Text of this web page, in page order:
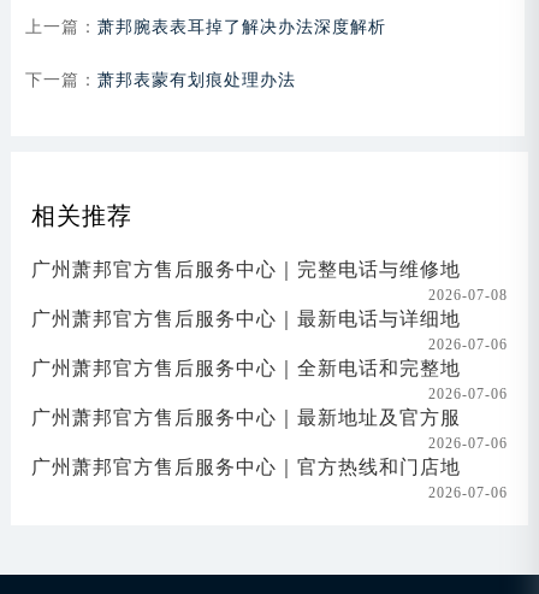
上一篇： 萧邦腕表表耳掉了解决办法深度解析
下一篇： 萧邦表蒙有划痕处理办法
相关推荐
广州萧邦官方售后服务中心｜完整电话与维修地
2026-07-08
广州萧邦官方售后服务中心｜最新电话与详细地
2026-07-06
广州萧邦官方售后服务中心｜全新电话和完整地
2026-07-06
广州萧邦官方售后服务中心｜最新地址及官方服
2026-07-06
广州萧邦官方售后服务中心｜官方热线和门店地
2026-07-06